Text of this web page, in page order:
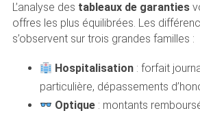
L’analyse des tableaux de garanties
offres les plus équilibrées. Les
s’observent sur trois grandes familles :
Hospitalisation: forfait
particulière, dépassements
Optique: montants